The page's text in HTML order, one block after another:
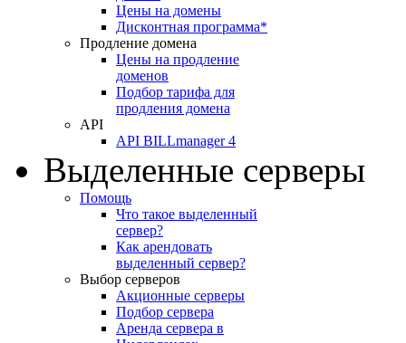
Цены на домены
Дисконтная программа*
Продление домена
Цены на продление
доменов
Подбор тарифа для
продления домена
API
API BILLmanager 4
Выделенные серверы
Помощь
Что такое выделенный
сервер?
Как арендовать
выделенный сервер?
Выбор серверов
Акционные серверы
Подбор сервера
Аренда сервера в